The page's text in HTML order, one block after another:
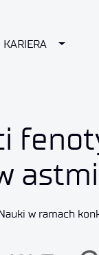
DROPDOWN
KARIERA
w ramach